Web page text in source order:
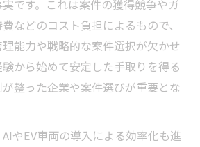
です。これは案件の獲得競争やガ
などのコスト負担によるもので、
能力や戦略的な案件選択が欠かせ
から始めて安定した手取りを得る
整った企業や案件選びが重要とな
やEV車両の導入による効率化も進